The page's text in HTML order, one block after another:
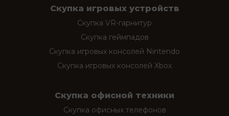
Скупка игровых устройств
Скупка VR-гарнитур
Скупка геймпадов
Скупка игровых консолей Nintendo
Скупка игровых консолей Xbox
Скупка офисной техники
Скупка офисных телефонов